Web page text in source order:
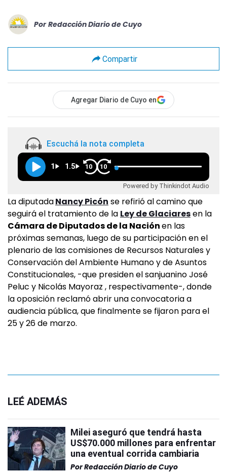
Por Redacción Diario de Cuyo
Compartir
Agregar Diario de Cuyo en
Escuchá la nota completa
1 1.5 10 10
Powered by Thinkindot Audio
La diputadaNancy Picón se refirió al camino que
seguirá el tratamiento de la Ley de Glaciaresen la
Cámara de Diputados de la Naciónen las
próximas semanas, luego de su participación en el
plenario de las comisiones de Recursos Naturales y
Conservación del Ambiente Humano y de Asuntos
Constitucionales, -que presiden el sanjuanino José
Peluc y Nicolás Mayoraz , respectivamente-, donde
la oposición reclamó abrir una convocatoria a
audiencia pública, que finalmente se fijaron para el
25 y 26 de marzo.
LEÉ ADEMÁS
Milei aseguró que tendrá hasta
US$70.000 millones para enfrentar
una eventual corrida cambiaria
PorRedacción Diario de Cuyo